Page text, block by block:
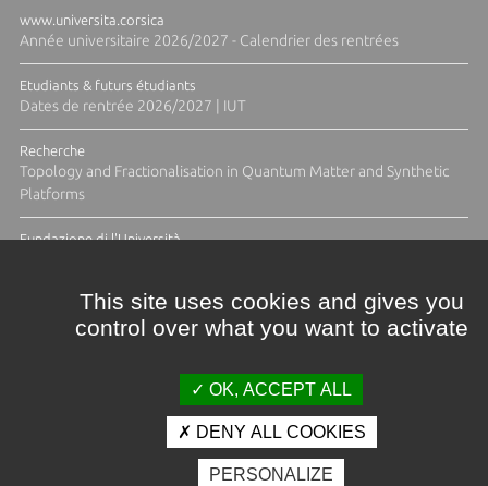
www.universita.corsica
Année universitaire 2026/2027 - Calendrier des rentrées
Etudiants & futurs étudiants
Dates de rentrée 2026/2027 | IUT
Recherche
Topology and Fractionalisation in Quantum Matter and Synthetic
Platforms
Fundazione di l'Università
Crédits et mentions légales
Espace presse Photothèque
This site uses cookies and gives you
control over what you want to activate
OK, ACCEPT ALL
DENY ALL COOKIES
PERSONALIZE